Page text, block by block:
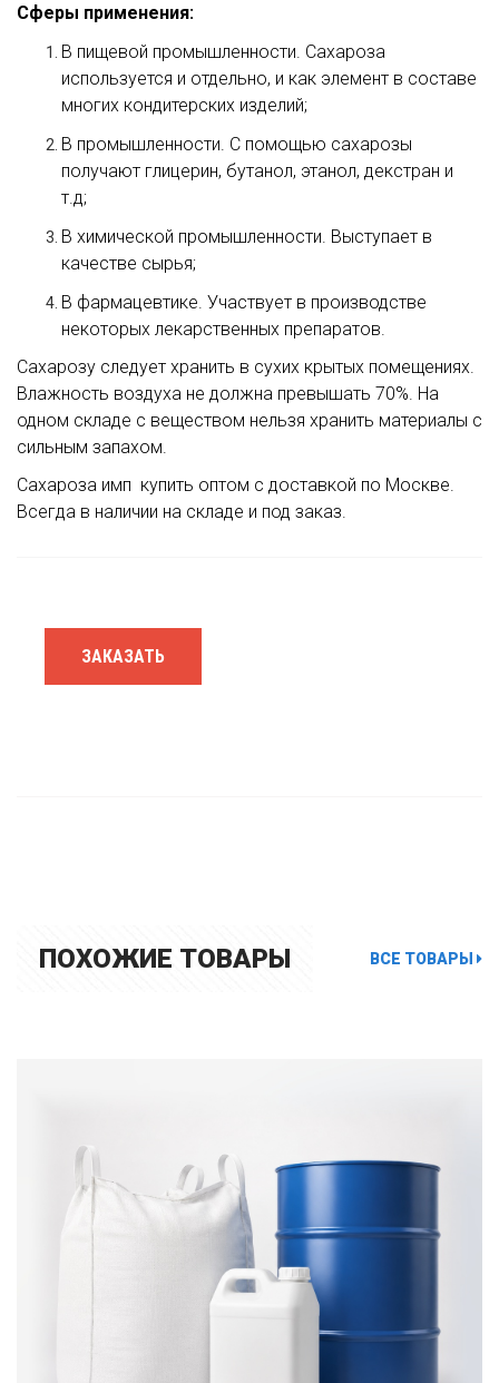
Сферы применения:
В пищевой промышленности. Сахароза
используется и отдельно, и как элемент в составе
многих кондитерских изделий;
В промышленности. С помощью сахарозы
получают глицерин, бутанол, этанол, декстран и
т.д;
В химической промышленности. Выступает в
качестве сырья;
В фармацевтике. Участвует в производстве
некоторых лекарственных препаратов.
Сахарозу следует хранить в сухих крытых помещениях.
Влажность воздуха не должна превышать 70%. На
одном складе с веществом нельзя хранить материалы с
сильным запахом.
Сахароза имп купить оптом с доставкой по Москве.
Всегда в наличии на складе и под заказ.
ЗАКАЗАТЬ
ПОХОЖИЕ ТОВАРЫ ВСЕ ТОВАРЫ